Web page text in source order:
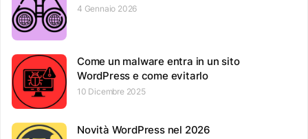
4 Gennaio 2026
Come un malware entra in un sito
WordPress e come evitarlo
10 Dicembre 2025
Novità WordPress nel 2026